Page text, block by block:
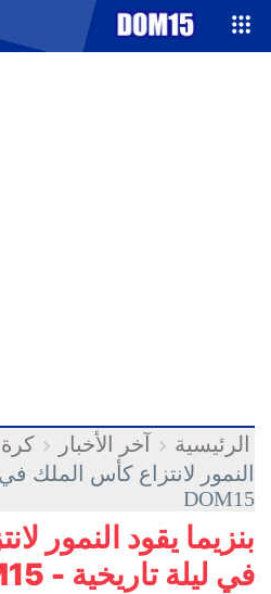
-->
الرئيسية آخر الأخبار
النمور لانتزاع كأس الملك
DOM15
بنزيما يقود النمور
في ليلة تاريخية - DOM15